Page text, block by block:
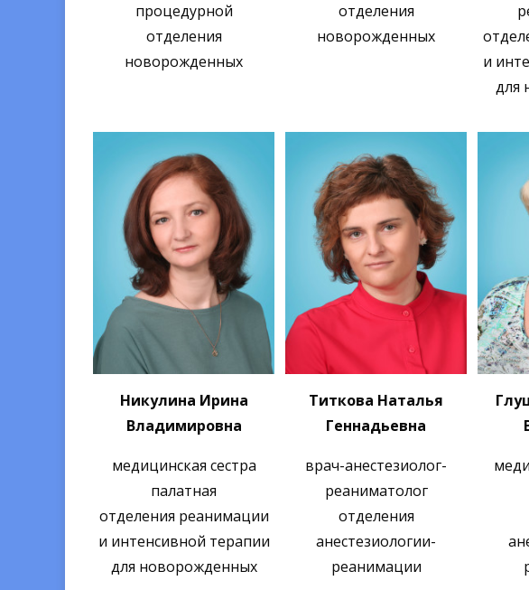
процедурной
отделения
новорожденных
отделения
новорожденных
и
для
Никулина Ирина
Владимировна
медицинская сестра
палатная
отделения реанимации
и интенсивной терапии
для новорожденных
Титкова Наталья
Геннадьевна
врач-анестезиолог-
реаниматолог
отделения
анестезиологии-
реанимации